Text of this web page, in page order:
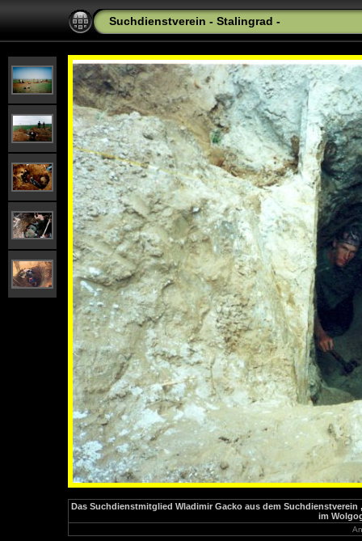
Suchdienstverein - Stalingrad -
Das Suchdienstmitglied Wladimir Gacko aus dem
im